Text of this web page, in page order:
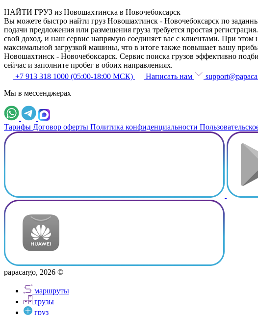
НАЙТИ ГРУЗ из Новошахтинска в Новочебоксарск
Вы можете быстро найти груз Новошахтинск - Новочебоксарск по
подачи предложения или размещения груза требуется простая
свой доход, и наш сервис напрямую соединяет вас с клиентами. При
максимальной загрузкой машины, что в итоге также повышает вашу
Новошахтинск - Новочебоксарск. Сервис поиска грузов эффективно
сейчас и заполните пробег в обоих направлениях.
+7 913 318 1000 (05:00-18:00 МСК)
Написать нам
Мы в мессенджерах
Тарифы Договор оферты Политика конфиденциальности
papacargo, 2026 ©
маршруты
грузы
груз